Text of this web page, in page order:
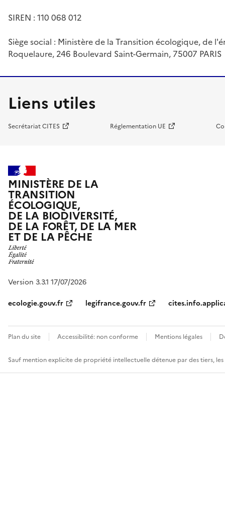
SIREN : 110 068 012
Siège social : Ministère de la Transition écologique, de
Roquelaure, 246 Boulevard Saint-Germain, 75007 PARIS
Liens utiles
Secrétariat CITES Réglementation UE
MINISTÈRE DE LA
TRANSITION
ÉCOLOGIQUE,
DE LA BIODIVERSITÉ,
DE LA FORÊT, DE LA MER
ET DE LA PÊCHE
Version 3.3.1 17/07/2026
ecologie.gouv.fr
legifrance.gouv.fr
Plan du site Accessibilité: non conforme Mentions légales
Sauf mention explicite de propriété intellectuelle détenue par des tiers,